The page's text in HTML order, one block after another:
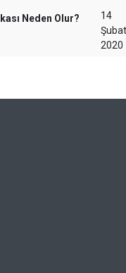
Neden Olur?
14
Şubat
2020